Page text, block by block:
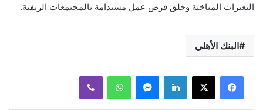
التغيرات المناخية وخلق فرص عمل مستدامة بالمجتمعات الريفية.
البنك الأهلي
لينكدإن ماسنجر واتساب ڤايبر